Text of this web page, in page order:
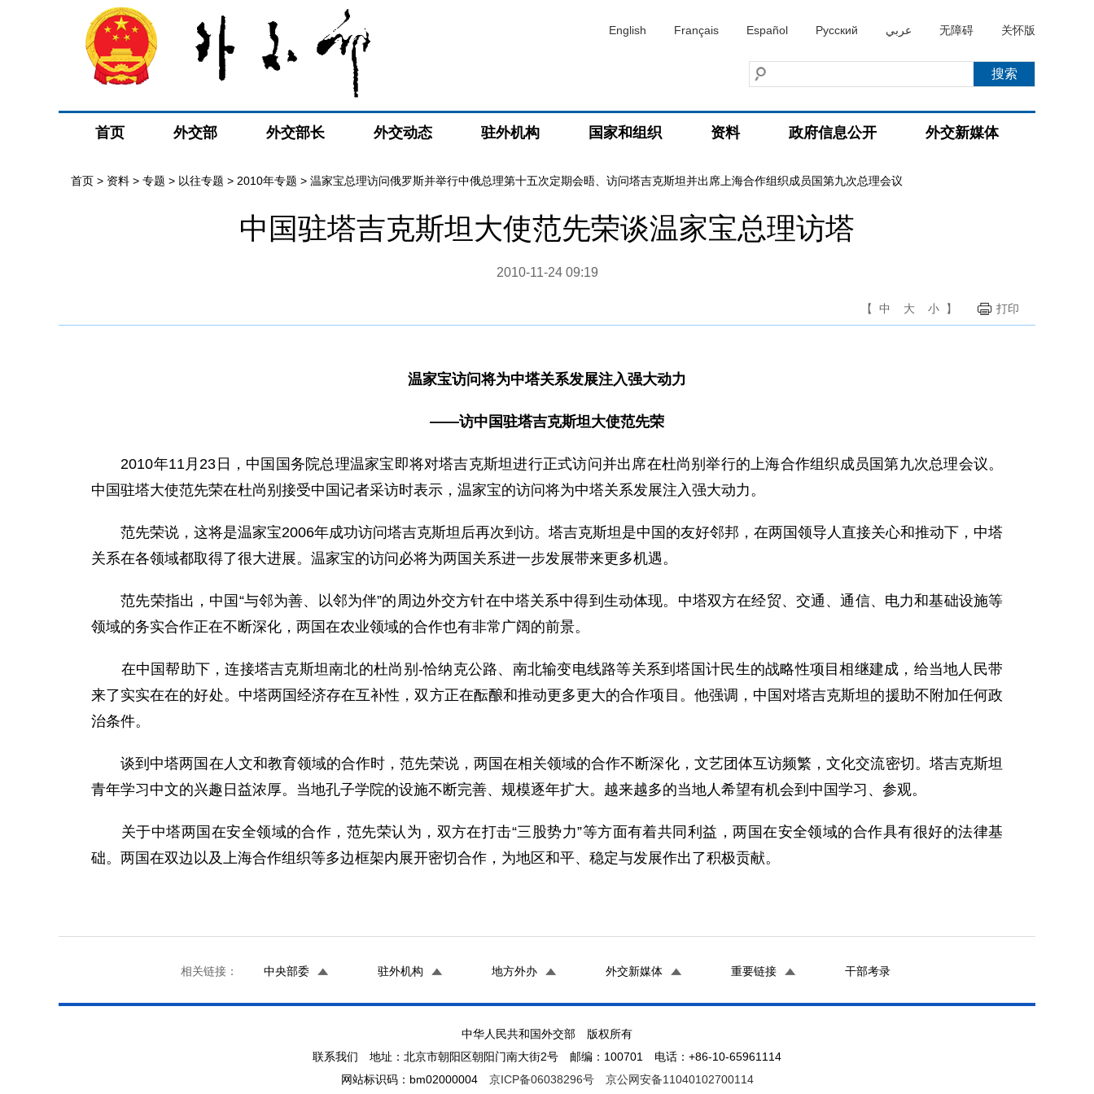
English Français Español Русский عربي 无障碍 关怀版
首页 外交部 外交部长 外交动态 驻外机构 国家和组织 资料 政府信息公开 外交新媒体
首页 > 资料 > 专题 > 以往专题 > 2010年专题 > 温家宝总理访问俄罗斯并举行中俄总理第十五次定期会晤、访问塔吉克斯坦并出席上海合作组织成员国第九次总理会议
中国驻塔吉克斯坦大使范先荣谈温家宝总理访塔
2010-11-24 09:19
【 中 大 小 】 打印
温家宝访问将为中塔关系发展注入强大动力
——访中国驻塔吉克斯坦大使范先荣
2010年11月23日，中国国务院总理温家宝即将对塔吉克斯坦进行正式访问并出席在杜尚别举行的上海合作组织成员国第九次总理会议。
中国驻塔大使范先荣在杜尚别接受中国记者采访时表示，温家宝的访问将为中塔关系发展注入强大动力。
范先荣说，这将是温家宝2006年成功访问塔吉克斯坦后再次到访。塔吉克斯坦是中国的友好邻邦，在两国领导人直接关心和推动下，中塔
关系在各领域都取得了很大进展。温家宝的访问必将为两国关系进一步发展带来更多机遇。
范先荣指出，中国“与邻为善、以邻为伴”的周边外交方针在中塔关系中得到生动体现。中塔双方在经贸、交通、通信、电力和基础设施等
领域的务实合作正在不断深化，两国在农业领域的合作也有非常广阔的前景。
在中国帮助下，连接塔吉克斯坦南北的杜尚别-恰纳克公路、南北输变电线路等关系到塔国计民生的战略性项目相继建成，给当地人民带
来了实实在在的好处。中塔两国经济存在互补性，双方正在酝酿和推动更多更大的合作项目。他强调，中国对塔吉克斯坦的援助不附加任何政
治条件。
谈到中塔两国在人文和教育领域的合作时，范先荣说，两国在相关领域的合作不断深化，文艺团体互访频繁，文化交流密切。塔吉克斯坦
青年学习中文的兴趣日益浓厚。当地孔子学院的设施不断完善、规模逐年扩大。越来越多的当地人希望有机会到中国学习、参观。
关于中塔两国在安全领域的合作，范先荣认为，双方在打击“三股势力”等方面有着共同利益，两国在安全领域的合作具有很好的法律基
础。两国在双边以及上海合作组织等多边框架内展开密切合作，为地区和平、稳定与发展作出了积极贡献。
相关链接： 中央部委 驻外机构 地方外办 外交新媒体 重要链接 干部考录
中华人民共和国外交部 版权所有
联系我们 地址：北京市朝阳区朝阳门南大街2号 邮编：100701 电话：+86-10-65961114
网站标识码：bm02000004 京ICP备06038296号 京公网安备11040102700114